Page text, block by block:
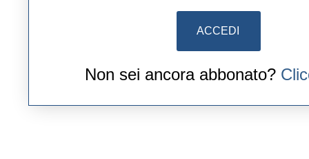
ACCEDI
Non sei ancora abbonato?